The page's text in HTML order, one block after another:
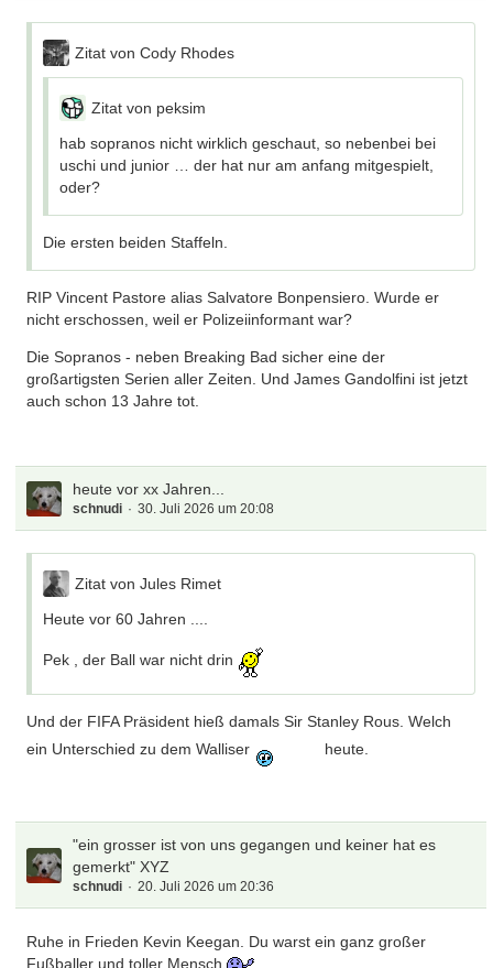
Zitat von Cody Rhodes
Zitat von peksim
hab sopranos nicht wirklich geschaut, so nebenbei bei
uschi und junior … der hat nur am anfang mitgespielt,
oder?
Die ersten beiden Staffeln.
RIP Vincent Pastore alias Salvatore Bonpensiero. Wurde er
nicht erschossen, weil er Polizeiinformant war?
Die Sopranos - neben Breaking Bad sicher eine der
großartigsten Serien aller Zeiten. Und James Gandolfini ist jetzt
auch schon 13 Jahre tot.
heute vor xx Jahren...
schnudi 30. Juli 2026 um 20:08
Zitat von Jules Rimet
Heute vor 60 Jahren ....
Pek , der Ball war nicht drin
Und der FIFA Präsident hieß damals Sir Stanley Rous. Welch
ein Unterschied zu dem Walliser
heute.
"ein grosser ist von uns gegangen und keiner hat es
gemerkt" XYZ
schnudi 20. Juli 2026 um 20:36
Ruhe in Frieden Kevin Keegan. Du warst ein ganz großer
Fußballer und toller Mensch.